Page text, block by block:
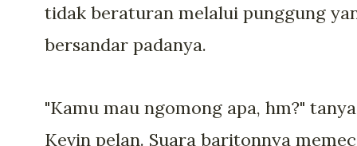
tidak beraturan melalui punggung
bersandar padanya.
"Kamu mau ngomong apa, hm?" tanya
Kevin pelan. Suara baritonnya